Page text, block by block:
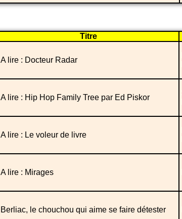
Titre
A lire : Docteur Radar
A lire : Hip Hop Family Tree par Ed Piskor
A lire : Le voleur de livre
A lire : Mirages
Berliac, le chouchou qui aime se faire détester